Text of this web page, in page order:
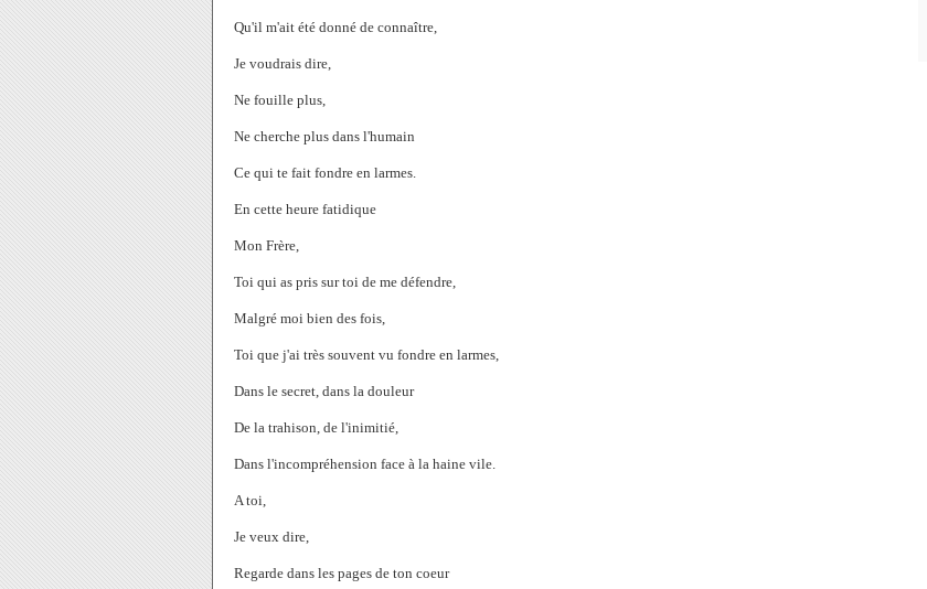
Qu'il m'ait été donné de connaître,
Je voudrais dire,
Ne fouille plus,
Ne cherche plus dans l'humain
Ce qui te fait fondre en larmes.
En cette heure fatidique
Mon Frère,
Toi qui as pris sur toi de me défendre,
Malgré moi bien des fois,
Toi que j'ai très souvent vu fondre en larmes,
Dans le secret, dans la douleur
De la trahison, de l'inimitié,
Dans l'incompréhension face à la haine vile.
A toi,
Je veux dire,
Regarde dans les pages de ton coeur